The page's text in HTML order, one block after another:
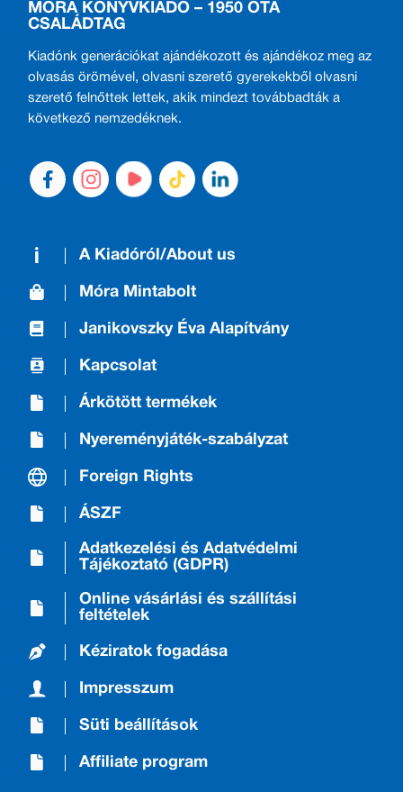
MÓRA KÖNYVKIADÓ – 1950 ÓTA
CSALÁDTAG
Kiadónk generációkat ajándékozott és ajándékoz meg az
olvasás örömével, olvasni szerető gyerekekből olvasni
szerető felnőttek lettek, akik mindezt továbbadták a
következő nemzedéknek.
A Kiadóról/About us
Móra Mintabolt
Janikovszky Éva Alapítvány
Kapcsolat
Árkötött termékek
Nyereményjáték-szabályzat
Foreign Rights
ÁSZF
Adatkezelési és Adatvédelmi
Tájékoztató (GDPR)
Online vásárlási és szállítási
feltételek
Kéziratok fogadása
Impresszum
Süti beállítások
Affiliate program